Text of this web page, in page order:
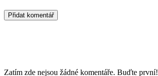
Přidat komentář
Zatím zde nejsou žádné komentáře. Buďte první!